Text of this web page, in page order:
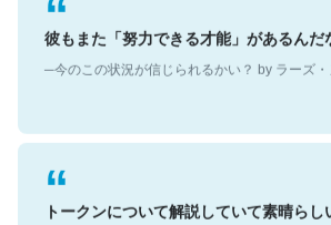
彼もまた「努力できる才能」があるんだ
トークンについて解説していて素晴らし